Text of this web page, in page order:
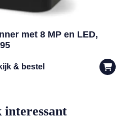
met 8 MP en LED,
& bestel
interessant